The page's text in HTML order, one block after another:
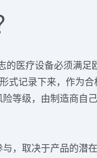
的医疗设备必须满足
式记录下来，作为合
等级，由制造商自己
，取决于产品的潜在